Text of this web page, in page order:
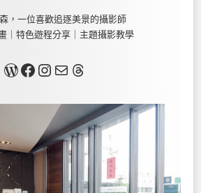
，一位喜歡追逐美景的攝影師
｜特色遊程分享｜主題攝影教學
關於我Facebook InstagramMail Threads